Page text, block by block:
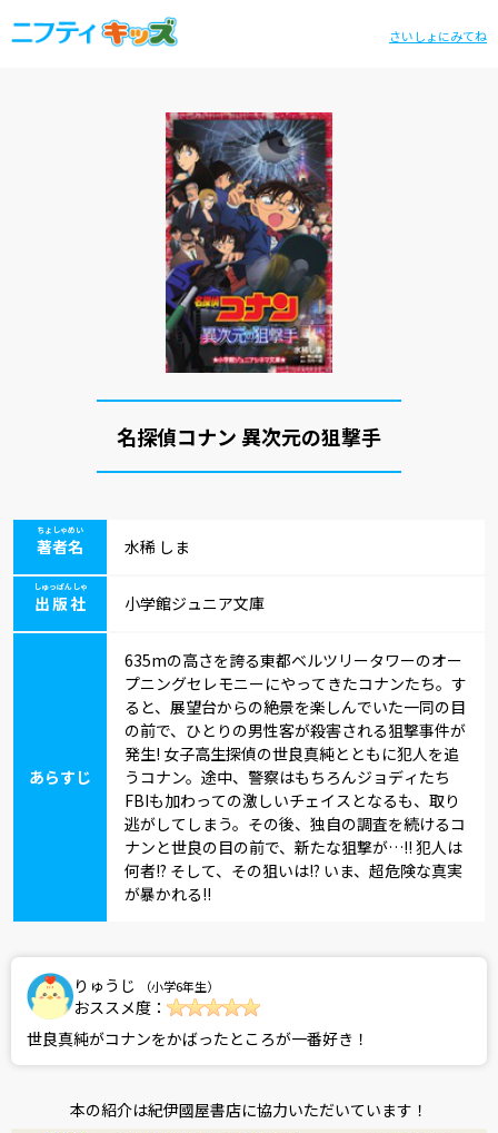
さいしょにみてね
名探偵コナン 異次元の狙撃手
著者名
ちょしゃめい
水稀 しま
出版社
しゅっぱんしゃ
小学館ジュニア文庫
あらすじ
635mの高さを誇る東都ベルツリータワーのオー
プニングセレモニーにやってきたコナンたち。す
ると、展望台からの絶景を楽しんでいた一同の目
の前で、ひとりの男性客が殺害される狙撃事件が
発生! 女子高生探偵の世良真純とともに犯人を追
うコナン。途中、警察はもちろんジョディたち
FBIも加わっての激しいチェイスとなるも、取り
逃がしてしまう。その後、独自の調査を続けるコ
ナンと世良の目の前で、新たな狙撃が…!! 犯人は
何者!? そして、その狙いは!? いま、超危険な真実
が暴かれる!!
りゅうじ （小学6年生）
おススメ度：
世良真純がコナンをかばったところが一番好き！
本の紹介は紀伊國屋書店に協力いただいています！